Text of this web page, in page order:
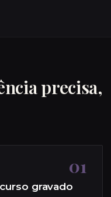
precisa,
01
gravado